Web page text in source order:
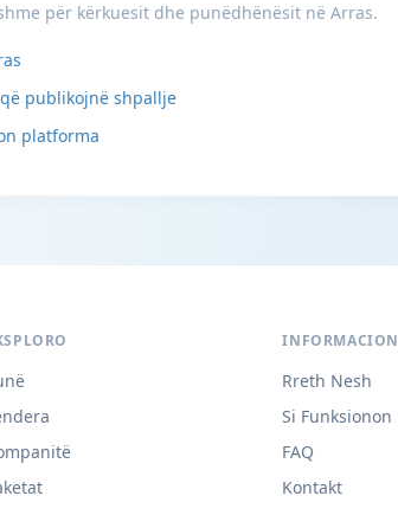
për kërkuesit dhe punëdhënësit në Arras.
publikojnë shpallje
platforma
INFORMACION
Rreth Nesh
Si Funksionon
FAQ
Kontakt